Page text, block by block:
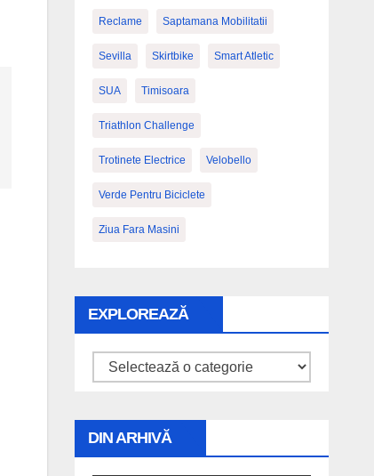
Reclame Saptamana Mobilitatii
Sevilla Skirtbike Smart Atletic
SUA Timisoara
Triathlon Challenge
Trotinete Electrice Velobello
Verde Pentru Biciclete
Ziua Fara Masini
EXPLOREAZĂ
Explorează
DIN ARHIVĂ